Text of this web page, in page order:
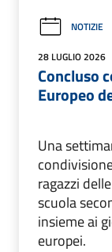
NOTIZIE
28 LUGLIO 2026
Concluso
Europeo
Una
ragazzi
scuola
insieme ai
europei.